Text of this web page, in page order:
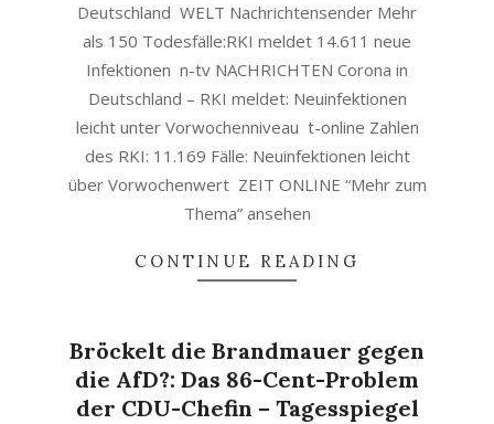
Deutschland WELT Nachrichtensender Mehr
als 150 Todesfälle:RKI meldet 14.611 neue
Infektionen n-tv NACHRICHTEN Corona in
Deutschland – RKI meldet: Neuinfektionen
leicht unter Vorwochenniveau t-online Zahlen
des RKI: 11.169 Fälle: Neuinfektionen leicht
über Vorwochenwert ZEIT ONLINE “Mehr zum
Thema” ansehen
CONTINUE READING
Bröckelt die Brandmauer gegen
die AfD?: Das 86-Cent-Problem
der CDU-Chefin – Tagesspiegel